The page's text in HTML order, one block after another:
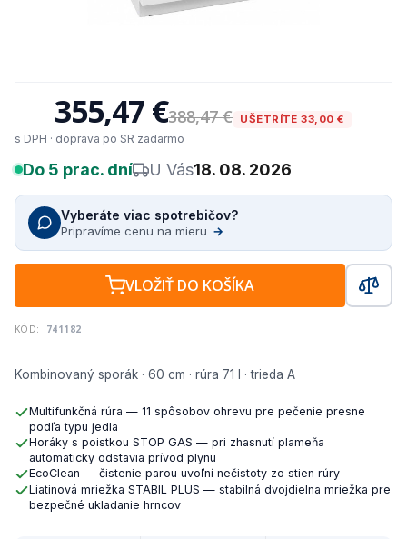
Kombinovaný sporák · 60 cm · rúra 71 l · trieda A
Multifunkčná rúra — 11 spôsobov ohrevu pre pečenie presne
podľa typu jedla
Horáky s poistkou STOP GAS — pri zhasnutí plameňa
automaticky odstavia prívod plynu
EcoClean — čistenie parou uvoľní nečistoty zo stien rúry
Liatinová mriežka STABIL PLUS — stabilná dvojdielna mriežka pre
bezpečné ukladanie hrncov
355,47 €388,47 € UŠETRÍTE 33,00 €
s DPH · doprava po SR zadarmo
Do 5 prac. dní U Vás18. 08. 2026
Vyberáte viac spotrebičov?
Pripravíme cenu na mieru →
VLOŽIŤ DO KOŠÍKA
KÓD: 741182